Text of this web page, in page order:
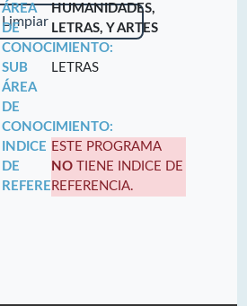
Limpiar
ÁREA
DE
CONOCIMIENTO:
HUMANIDADES,
LETRAS, Y ARTES
SUB
ÁREA
DE
CONOCIMIENTO:
LETRAS
INDICE
DE
REFERENCIA:
ESTE PROGRAMA
NO TIENE INDICE DE
REFERENCIA.